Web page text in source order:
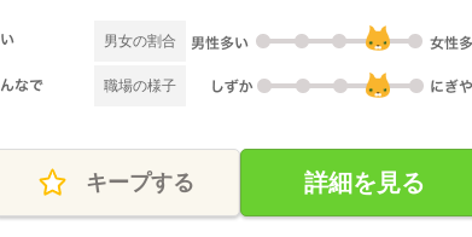
男女の割合
職場の様子
キープする 詳細を見る